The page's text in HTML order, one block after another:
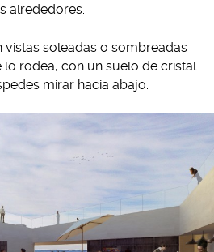
alrededores.
vistas soleadas o sombreadas
rodea, con un suelo de cristal
mirar hacia abajo.